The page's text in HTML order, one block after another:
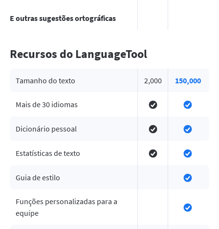
E outras sugestões ortográficas
Recursos do LanguageTool
Tamanho do texto 2,000 150,000
Mais de 30 idiomas
Dicionário pessoal
Estatísticas de texto
Guia de estilo
Funções personalizadas para a
equipe